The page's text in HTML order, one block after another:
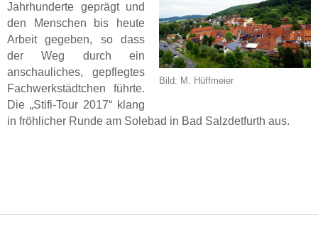
Bild: M. Hüffmeier
Jahrhunderte geprägt und
den Menschen bis heute
Arbeit gegeben, so dass
der Weg durch ein
anschauliches, gepflegtes
Fachwerkstädtchen führte.
Die „Stifi-Tour 2017“ klang
in fröhlicher Runde am Solebad in Bad Salzdetfurth aus.